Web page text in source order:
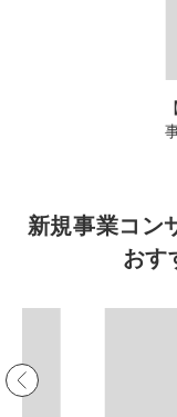
新規事業コン
おす